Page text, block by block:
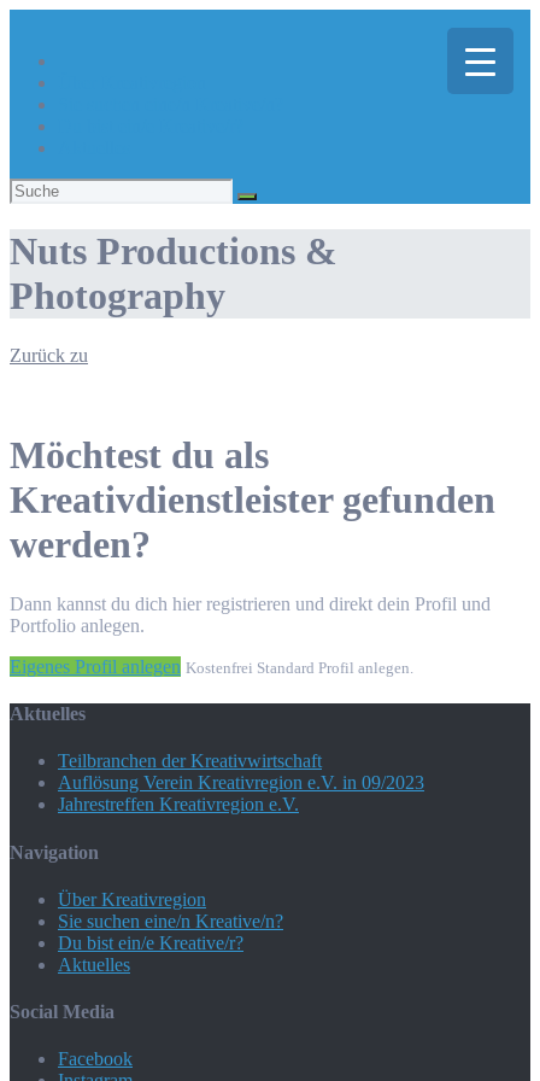
Suchen
nach:
Nuts Productions &
Photography
Zurück zu
Möchtest du als
Kreativdienstleister gefunden
werden?
Dann kannst du dich hier registrieren und direkt dein Profil und
Portfolio anlegen.
Eigenes Profil anlegen Kostenfrei Standard Profil anlegen.
Aktuelles
Teilbranchen der Kreativwirtschaft
Auflösung Verein Kreativregion e.V. in 09/2023
Jahrestreffen Kreativregion e.V.
Navigation
Über Kreativregion
Sie suchen eine/n Kreative/n?
Du bist ein/e Kreative/r?
Aktuelles
Social Media
Facebook